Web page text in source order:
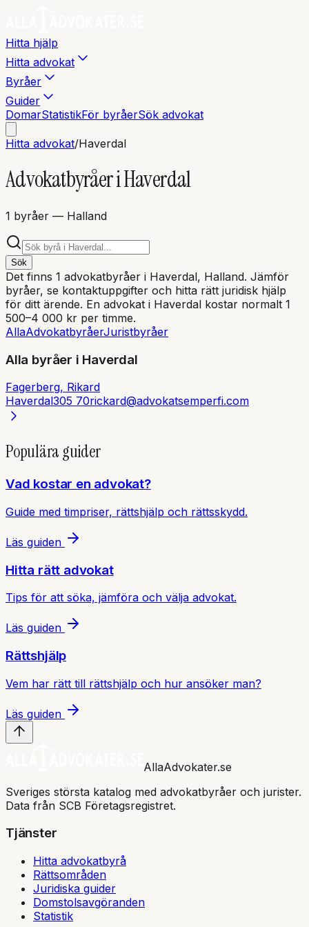
Hitta hjälp
Hitta advokat
Byråer
Guider
DomarStatistikFör byråerSök advokat
Hitta advokat/Haverdal
Advokatbyråer iHaverdal
1 byråer — Halland
Sök
Det finns 1 advokatbyråer i Haverdal, Halland. Jämför
byråer, se kontaktuppgifter och hitta rätt juridisk hjälp
för ditt ärende. En advokat i Haverdal kostar normalt 1
500–4 000 kr per timme.
AllaAdvokatbyråerJuristbyråer
Alla byråer i Haverdal
Fagerberg, Rikard
Haverdal305 70rickard@advokatsemperfi.com
Populära guider
Vad kostar en advokat?
Guide med timpriser, rättshjälp och rättsskydd.
Läs guiden
Hitta rätt advokat
Tips för att söka, jämföra och välja advokat.
Läs guiden
Rättshjälp
Vem har rätt till rättshjälp och hur ansöker man?
Läs guiden
AllaAdvokater.se
Sveriges största katalog med advokatbyråer och jurister.
Data från SCB Företagsregistret.
Tjänster
Hitta advokatbyrå
Rättsområden
Juridiska guider
Domstolsavgöranden
Statistik